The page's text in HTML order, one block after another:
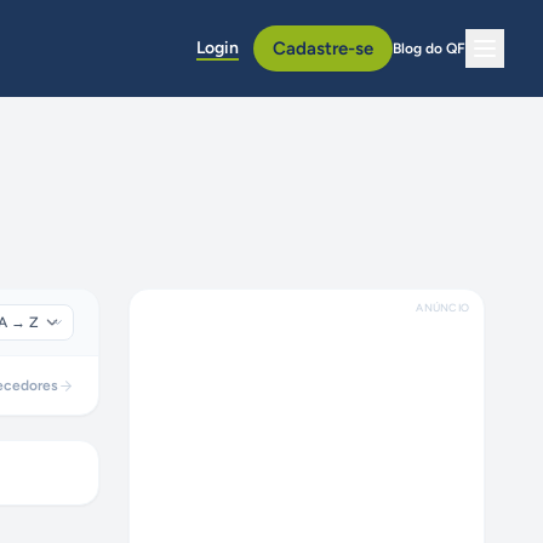
Login Cadastre-se Blog do QF
ANÚNCIO